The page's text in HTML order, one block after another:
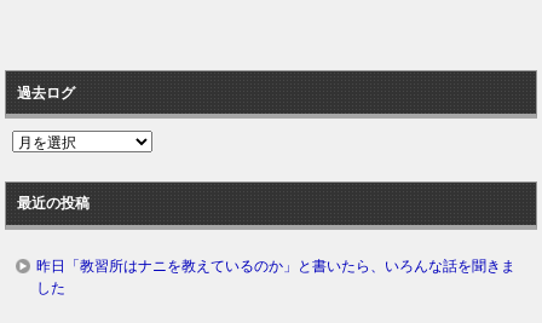
過去ログ
過
ロ
グ
最近の投稿
昨日「教習所はナニを教えているのか」と書いたら、いろんな話を聞きま
した